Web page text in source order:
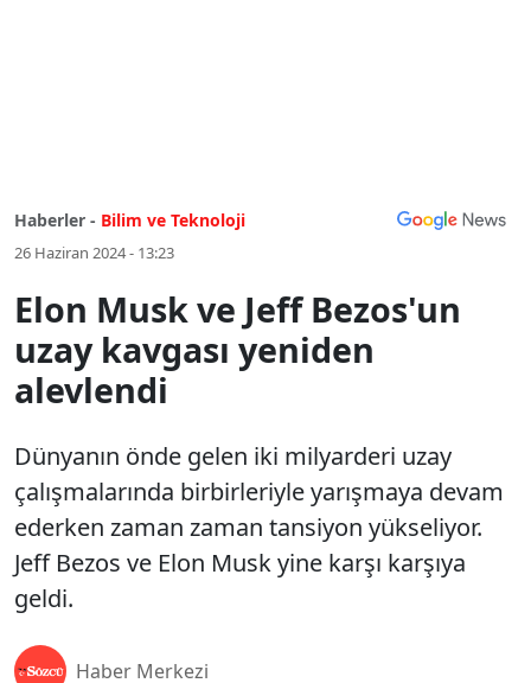
Haberler - Bilim ve Teknoloji
26 Haziran 2024 - 13:23
Elon Musk ve Jeff Bezos'un
uzay kavgası yeniden
alevlendi
Dünyanın önde gelen iki milyarderi uzay
çalışmalarında birbirleriyle yarışmaya devam
ederken zaman zaman tansiyon yükseliyor.
Jeff Bezos ve Elon Musk yine karşı karşıya
geldi.
Haber Merkezi